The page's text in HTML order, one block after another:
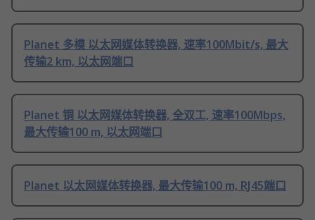
Planet 多模 以太网媒体转换器, 速率100Mbit/s, 最大
传输2 km, 以太网端口
Planet 铜 以太网媒体转换器, 全双工, 速率100Mbps,
最大传输100 m, 以太网端口
Planet 以太网媒体转换器, 最大传输100 m, RJ45端口